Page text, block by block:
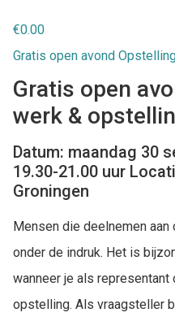
€0.00
Gratis open avond
Gratis open
werk &
Datum: maandag 30
19.30-21.00 uur
Groningen
Mensen die deelnemen
onder de indruk. Het is
wanneer je als
opstelling. Als vraagsteller